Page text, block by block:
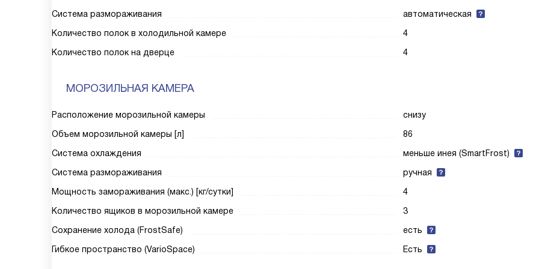
Система размораживания
автоматическая
Количество полок в холодильной камере
4
Количество полок на дверце
4
МОРОЗИЛЬНАЯ КАМЕРА
Расположение морозильной камеры
снизу
Объем морозильной камеры [л]
86
Система охлаждения
меньше инея (SmartFrost)
Система размораживания
ручная
Мощность замораживания (макс.) [кг/сутки]
4
Количество ящиков в морозильной камере
3
Сохранение холода (FrostSafe)
есть
Гибкое пространство (VarioSpace)
Есть